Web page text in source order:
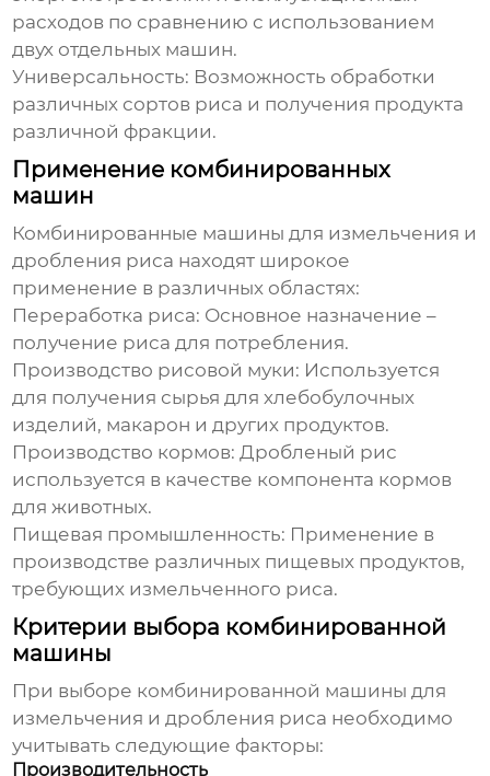
расходов по сравнению с использованием
двух отдельных машин.
Универсальность: Возможность обработки
различных сортов риса и получения продукта
различной фракции.
Применение комбинированных
машин
Комбинированные машины для измельчения и
дробления риса находят широкое
применение в различных областях:
Переработка риса: Основное назначение –
получение риса для потребления.
Производство рисовой муки: Используется
для получения сырья для хлебобулочных
изделий, макарон и других продуктов.
Производство кормов: Дробленый рис
используется в качестве компонента кормов
для животных.
Пищевая промышленность: Применение в
производстве различных пищевых продуктов,
требующих измельченного риса.
Критерии выбора комбинированной
машины
При выборе комбинированной машины для
измельчения и дробления риса необходимо
учитывать следующие факторы:
Производительность